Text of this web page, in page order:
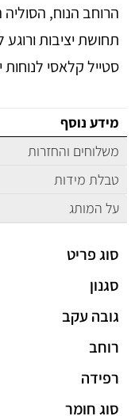
הרוחב הנוח,
תחושת יציבות
סטייל קלאסי
מידע נוסף
משלוחים והחזרות
טבלת מידות
על המותג
סוג פריט
סגנון
גובה עקב
רוחב
רפידה
סוג חומר